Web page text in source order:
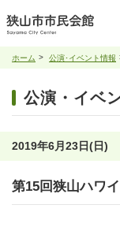
ホーム 公演･イベント情報
公演・イベ
2019年6月23日(日)
第15回狭山ハワ